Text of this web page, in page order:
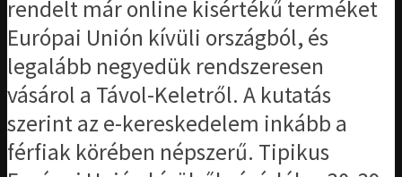
rendelt már online kisértékű terméket
Európai Unión kívüli országból, és
legalább negyedük rendszeresen
vásárol a Távol-Keletről. A kutatás
szerint az e-kereskedelem inkább a
férfiak körében népszerű. Tipikus